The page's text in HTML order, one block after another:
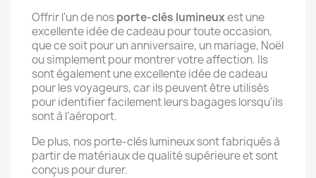
Offrir l'un de nosporte-clés lumineuxest une
excellente idée de cadeau pour toute occasion,
que ce soit pour un anniversaire, un mariage, Noël
ou simplement pour montrer votre affection. Ils
sont également une excellente idée de cadeau
pour les voyageurs, car ils peuvent être utilisés
pour identifier facilement leurs bagages lorsqu'ils
sont à l'aéroport.
De plus, nos porte-clés lumineux sont fabriqués à
partir de matériaux de qualité supérieure et sont
conçus pour durer.